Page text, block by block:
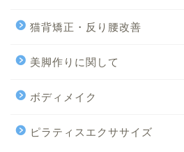
猫背矯正・反り腰改善
美脚作りに関して
ボディメイク
ピラティスエクササイズ